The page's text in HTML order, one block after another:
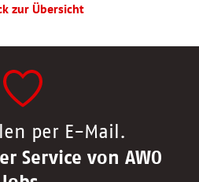
zur Übersicht
per E-Mail.
Service von AWO